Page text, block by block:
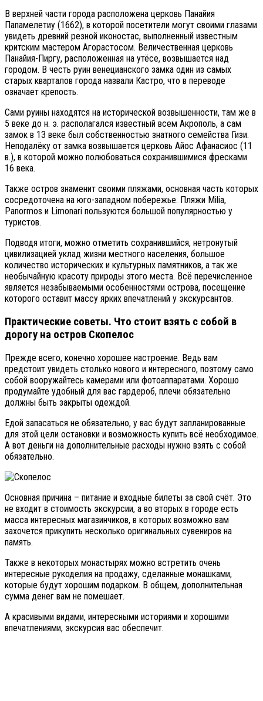
В верхней части города расположена церковь Панайия
Папамелетиу (1662), в которой посетители могут своими глазами
увидеть древний резной иконостас, выполненный известным
критским мастером Агорастосом. Величественная церковь
Панайия-Пиргу, расположенная на утёсе, возвышается над
городом. В честь руин венецианского замка один из самых
старых кварталов города назвали Кастро, что в переводе
означает крепость.
Сами руины находятся на исторической возвышенности, там же в
5 веке до н. э. располагался известный всем Акрополь, а сам
замок в 13 веке был собственностью знатного семейства Гизи.
Неподалёку от замка возвышается церковь Айос Афанасиос (11
в.), в которой можно полюбоваться сохранившимися фресками
16 века.
Также остров знаменит своими пляжами, основная часть которых
сосредоточена на юго-западном побережье. Пляжи Milia,
Panormos и Limonari пользуются большой популярностью у
туристов.
Подводя итоги, можно отметить сохранившийся, нетронутый
цивилизацией уклад жизни местного населения, большое
количество исторических и культурных памятников, а так же
необычайную красоту природы этого места. Всё перечисленное
является незабываемыми особенностями острова, посещение
которого оставит массу ярких впечатлений у экскурсантов.
Практические советы. Что стоит взять с собой в
дорогу на остров Скопелос
Прежде всего, конечно хорошее настроение. Ведь вам
предстоит увидеть столько нового и интересного, поэтому само
собой вооружайтесь камерами или фотоаппаратами. Хорошо
продумайте удобный для вас гардероб, плечи обязательно
должны быть закрыты одеждой.
Едой запасаться не обязательно, у вас будут запланированные
для этой цели остановки и возможность купить всё необходимое.
А вот деньги на дополнительные расходы нужно взять с собой
обязательно.
Основная причина – питание и входные билеты за свой счёт. Это
не входит в стоимость экскурсии, а во вторых в городе есть
масса интересных магазинчиков, в которых возможно вам
захочется прикупить несколько оригинальных сувениров на
память.
Также в некоторых монастырях можно встретить очень
интересные рукоделия на продажу, сделанные монашками,
которые будут хорошим подарком. В общем, дополнительная
сумма денег вам не помешает.
А красивыми видами, интересными историями и хорошими
впечатлениями, экскурсия вас обеспечит.